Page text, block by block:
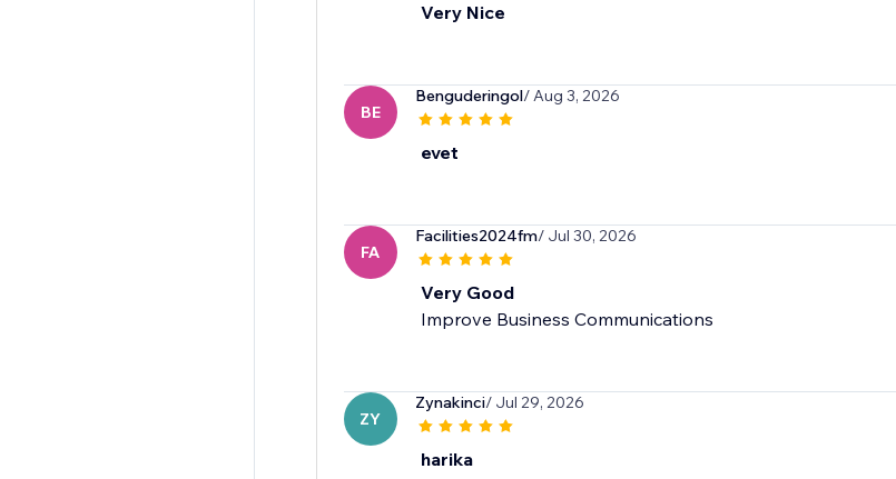
Very Nice
BE
Benguderingol/ Aug 3, 2026
evet
FA
Facilities2024fm/ Jul 30, 2026
Very Good
Improve Business Communications
ZY
Zynakinci/ Jul 29, 2026
harika